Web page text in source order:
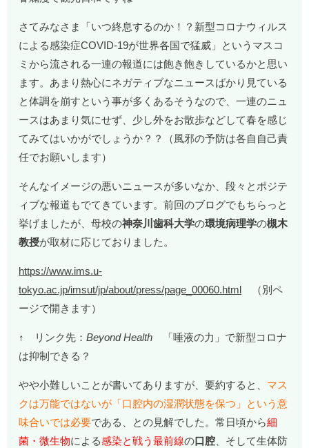
さてみなさま「いつ終息するのか！？新型コロナウィルス
による感染症COVID-19が世界各国で猛威」という マスコ
ミから流される一連の報道には飽き飽きしているかと思い
ます。あまり熱心にネガティブなニュースばかり見ている
と体調を崩すという事が多くあるそうなので、一連のニュ
ースはあまり気にせず、少し外をお散歩などして春を感じ
てみてはいかがでしょうか？？（風邪の予防は各自自己責
任でお願いします）
そんなイメージの悪いニュースが多いなか、段々とポジテ
ィブな報道もでてきています。前回のブログでもちらっと
挙げましたが、母校の神奈川歯科大学の環境病理学の槻木
教授が取材に応じておりました。
https://www.ims.u-
tokyo.ac.jp/imsut/jp/about/press/page_00060.html
（別ペ
ージで開きます）
↑ リンク先：Beyond Health 「唾液の力」で新型コロナ
は抑制できる？
やや小難しいことが書いてありますが、要約すると、 マス
クは万能ではないが「口腔内の湿潤状態を保つ」という意
味合いでは必要である、との見解でした。常日頃から細
菌・微生物による感染と戦う最前線の口腔、そして生体防